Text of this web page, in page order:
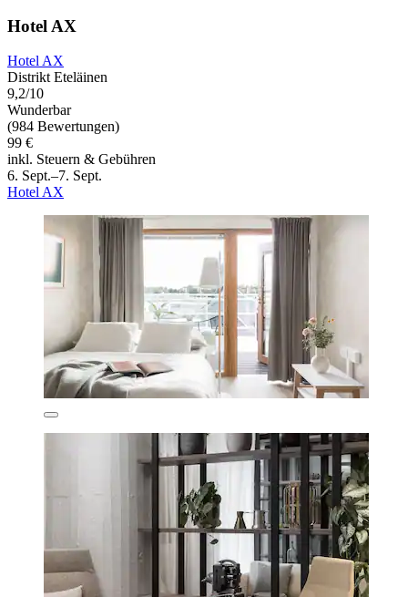
Hotel AX
Hotel AX
Distrikt Eteläinen
9,2/10
Wunderbar
(984 Bewertungen)
99 €
inkl. Steuern & Gebühren
6. Sept.–7. Sept.
Hotel AX